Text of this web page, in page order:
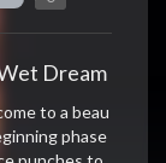
Dream
to a beau
phase